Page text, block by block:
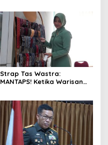
Strap Tas Wastra:
MANTAPS! Ketika Warisan